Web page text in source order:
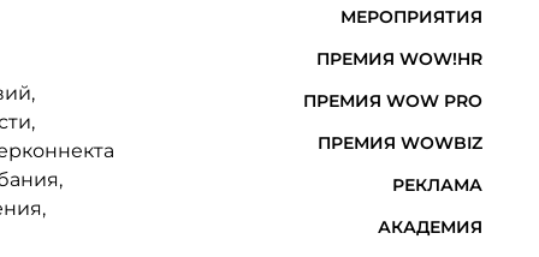
МЕРОПРИЯТИЯ
ПРЕМИЯ WOW!HR
ПРЕМИЯ WOW PRO
ПРЕМИЯ WOWBIZ
РЕКЛАМА
АКАДЕМИЯ